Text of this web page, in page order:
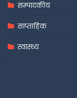
सम्पादकीय
साप्ताहिक
स्वास्थ्य